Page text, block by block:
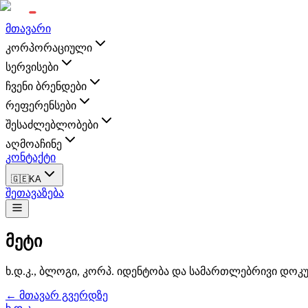
მთავარი
კორპორაციული
სერვისები
ჩვენი ბრენდები
რეფერენსები
შესაძლებლობები
აღმოაჩინე
კონტაქტი
🇬🇪KA
შეთავაზება
მეტი
ხ.დ.კ., ბლოგი, კორპ. იდენტობა და სამართლებრივი
← მთავარ გვერდზე